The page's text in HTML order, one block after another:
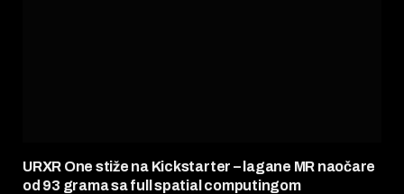
URXR One stiže na Kickstarter – lagane MR naočare
od 93 grama sa full spatial computingom